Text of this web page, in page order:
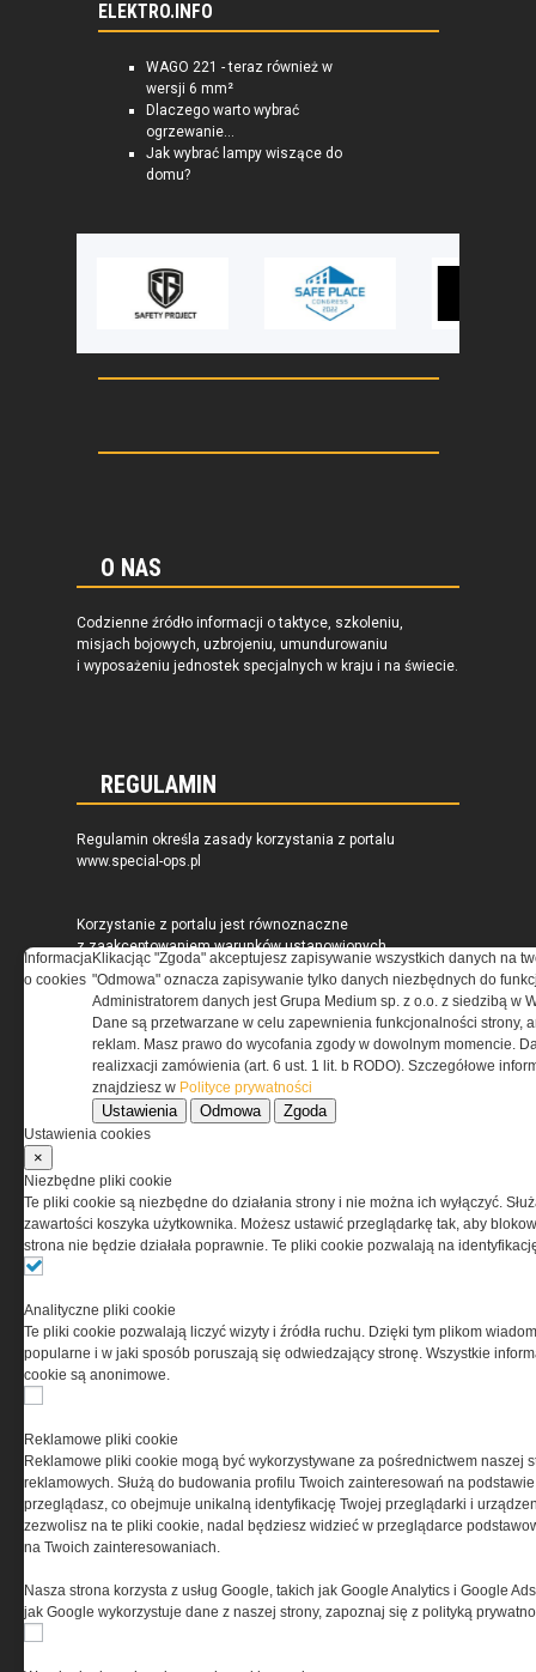
ELEKTRO.INFO
WAGO 221 - teraz również w
wersji 6 mm²
Dlaczego warto wybrać
ogrzewanie...
Jak wybrać lampy wiszące do
domu?
O NAS
Codzienne źródło informacji o taktyce, szkoleniu,
misjach bojowych, uzbrojeniu, umundurowaniu
i wyposażeniu jednostek specjalnych w kraju i na świecie.
REGULAMIN
Regulamin określa zasady korzystania z portalu
www.special-ops.pl
Korzystanie z portalu jest równoznaczne
z zaakceptowaniem warunków ustanowionych
przez Grupa MEDIUM Spółka z ograniczoną
odpowiedzialnością Spółka komandytowa, nr KRS:
0000537655, NIP 1132860378, REGON 146393437
(zwana dalej Grupa MEDIUM) w postaci Regulaminu.
Przeczytaj regulamin
PRYWATNOŚĆ
w celu świadczenia usług na najwyższym poziomie,
w tym w sposób dostosowany do indywidualnych potrzeb.
Korzystanie z witryny bez zmiany ustawień dotyczących
cookies oznacza, że będą one zamieszczane w Twoim
cookies. Nim Państwo zaczną korzystać z naszego
serwisu prosimy o zapoznanie się z nasząpolityką
prywatności orazinformacją o cookies.
Informacja
o cookies
Klikacjąc "Zgoda" akceptujesz zapisywanie wszystkich danych na
"Odmowa" oznacza zapisywanie tylko danych niezbędnych do
Administratorem danych jest Grupa Medium sp. z o.o. z siedzibą w
Dane są przetwarzane w celu zapewnienia funkcjonalności strony,
reklam. Masz prawo do wycofania zgody w dowolnym momencie.
realizxacji zamówienia (art. 6 ust. 1 lit. b RODO). Szczegółowe
znajdziesz w Polityce prywatności
Ustawienia Odmowa Zgoda
Ustawienia cookies
×
Niezbędne pliki cookie
Te pliki cookie są niezbędne do działania strony i nie można ich wyłączyć.
zawartości koszyka użytkownika. Możesz ustawić przeglądarkę tak, aby
strona nie będzie działała poprawnie. Te pliki cookie pozwalają na
Analityczne pliki cookie
Te pliki cookie pozwalają liczyć wizyty i źródła ruchu. Dzięki tym plikom
popularne i w jaki sposób poruszają się odwiedzający stronę. Wszystkie
cookie są anonimowe.
Reklamowe pliki cookie
Reklamowe pliki cookie mogą być wykorzystywane za pośrednictwem naszej
reklamowych. Służą do budowania profilu Twoich zainteresowań na
przeglądasz, co obejmuje unikalną identyfikację Twojej przeglądarki i
zezwolisz na te pliki cookie, nadal będziesz widzieć w przeglądarce
na Twoich zainteresowaniach.
Nasza strona korzysta z usług Google, takich jak Google Analytics i Google
jak Google wykorzystuje dane z naszej strony, zapoznaj się z polityką